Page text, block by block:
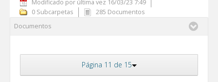
Modificado por última vez 16/03/23 7:49
0 Subcarpetas
285 Documentos
Documentos
Página 11 de 15